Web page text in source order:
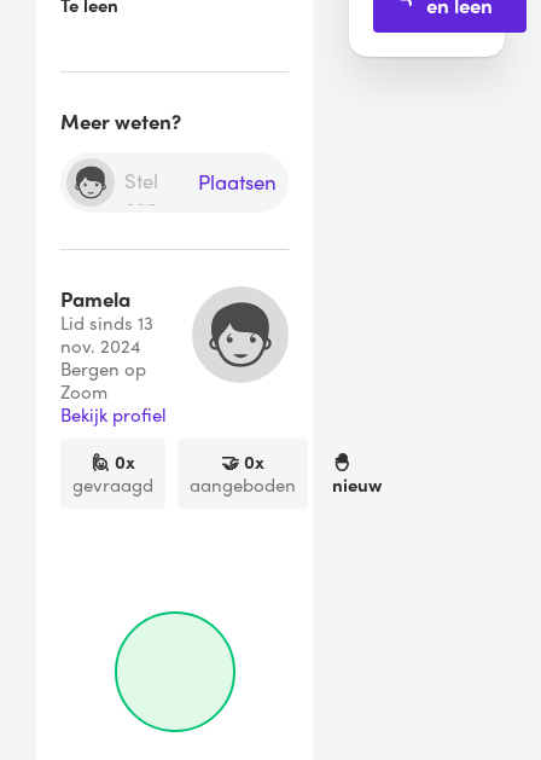
Meer weten?
Plaatsen
Pamela
Lid sinds 13
nov. 2024
Bergen op
Zoom
Bekijk profiel
🙋 0x
gevraagd
🤝0x
aangeboden
🐣
nieuw